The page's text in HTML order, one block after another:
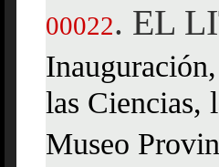
00022. EL
las Ciencias,
Museo